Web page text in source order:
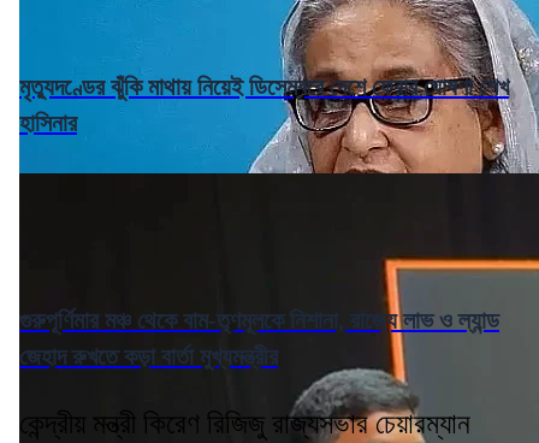
মৃত্যুদণ্ডের ঝুঁকি মাথায় নিয়েই ডিসেম্বরে দেশে ফেরার ঘোষণা শেখ
হাসিনার
গুরুপূর্ণিমার মঞ্চ থেকে বাম-তৃণমূলকে নিশানা, রাজ্যে লাভ ও ল্যান্ড
জেহাদ রুখতে কড়া বার্তা মুখ্যমন্ত্রীর
কেন্দ্রীয় মন্ত্রী কিরেণ রিজিজু রাজ্যসভার চেয়ারম্যান